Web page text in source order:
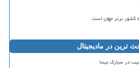
ترین در مادیجیتال
در سیارک نیسا